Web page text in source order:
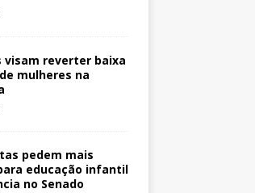
visam reverter baixa
mulheres na
pedem mais
educação infantil
no Senado